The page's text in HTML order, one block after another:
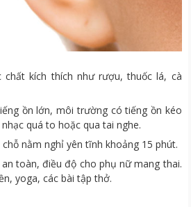
chất kích thích như rượu, thuốc lá, cà
ồn lớn, môi trường có tiếng ồn kéo
quá to hoặc qua tai nghe.
nằm nghỉ yên tĩnh khoảng 15 phút.
toàn, điều độ cho phụ nữ mang thai.
yoga, các bài tập thở.